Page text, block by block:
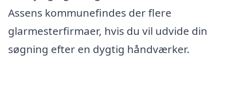
Assens kommunefindes der flere
glarmesterfirmaer, hvis du vil udvide din
søgning efter en dygtig håndværker.